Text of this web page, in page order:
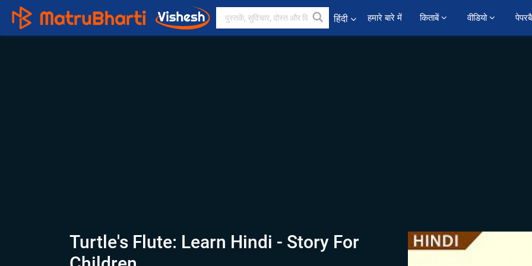
हिंदी हमारे बारे में किताबें वीडियो
Turtle's Flute: Learn Hindi - Story For